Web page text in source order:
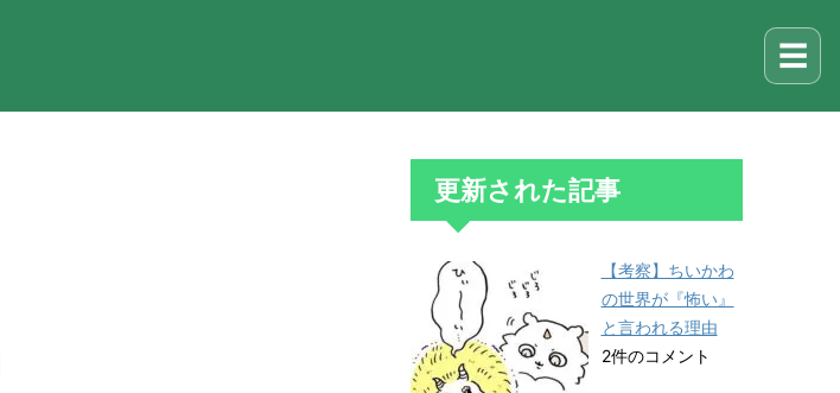
☰
更新された記事
【考察】ちいかわ
の世界が『怖い』
と言われる理由
2件のコメント